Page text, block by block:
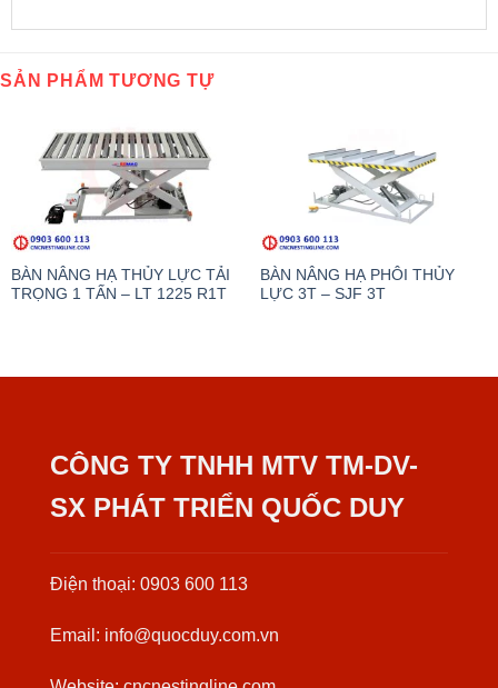
SẢN PHẨM TƯƠNG TỰ
BÀN NÂNG HẠ THỦY LỰC TẢI
TRỌNG 1 TẤN – LT 1225 R1T
BÀN NÂNG HẠ PHÔI THỦY
LỰC 3T – SJF 3T
CÔNG TY TNHH MTV TM-DV-
SX PHÁT TRIỂN QUỐC DUY
Điện thoại: 0903 600 113
Email: info@quocduy.com.vn